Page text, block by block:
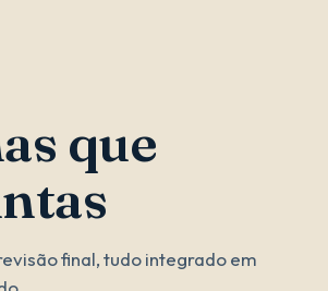
que
final, tudo integrado em